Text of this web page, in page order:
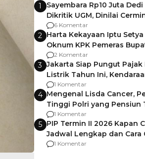
1
Sayembara Rp10 Juta
Dikritik UGM, Dinilai
Gagalnya Negara Jamin
6 Komentar
2 Harta Kekayaan Iptu Setya
Oknum KPK Pemeras
Pemalang
2 Komentar
3 Jakarta Siap Pungut Pajak
Listrik Tahun Ini,
Kena hingga 75% PKB
1 Komentar
4 Mengenal Lisda Cancer,
Tinggi Polri yang Pensiun
Usai Jadi Brigjen
1 Komentar
5 PIP Termin II 2026 Kapan
Jadwal Lengkap dan Cara
agar Dana Tidak Hangus!
1 Komentar